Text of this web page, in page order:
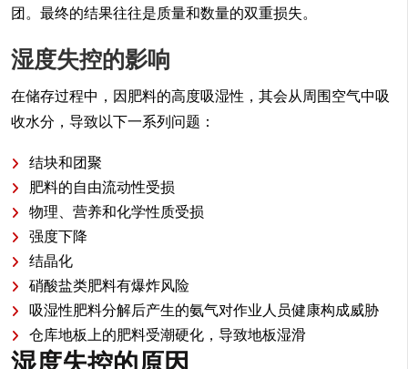
团。最终的结果往往是质量和数量的双重损失。
湿度失控的影响
在储存过程中，因肥料的高度吸湿性，其会从周围空气中吸
收水分，导致以下一系列问题：
结块和团聚
肥料的自由流动性受损
物理、营养和化学性质受损
强度下降
结晶化
硝酸盐类肥料有爆炸风险
吸湿性肥料分解后产生的氨气对作业人员健康构成威胁
仓库地板上的肥料受潮硬化，导致地板湿滑
湿度失控的原因